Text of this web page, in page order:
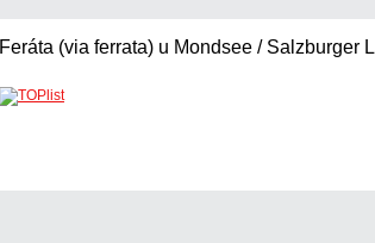
Feráta (via ferrata) u Mondsee / Salzburger